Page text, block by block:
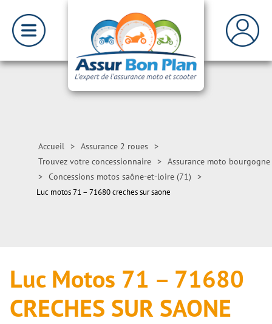
Accueil > Assurance 2 roues >
Trouvez votre concessionnaire > Assurance moto bourgogne
> Concessions motos saône-et-loire (71) >
Luc motos 71 – 71680 creches sur saone
Luc Motos 71 – 71680
CRECHES SUR SAONE